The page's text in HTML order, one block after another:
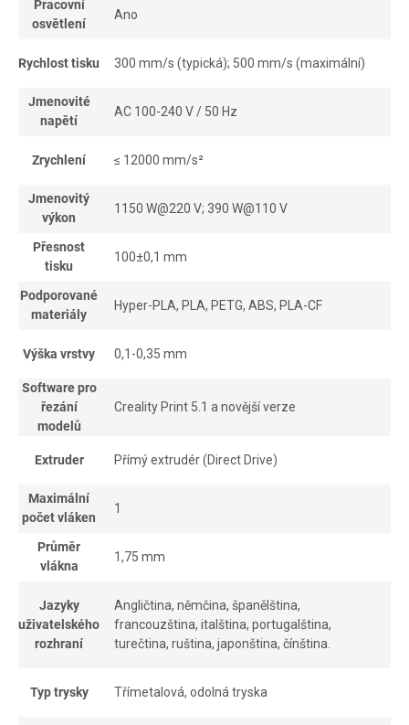
Pracovní
osvětlení
Ano
Rychlost tisku 300 mm/s (typická); 500 mm/s (maximální)
Jmenovité
napětí
AC 100-240 V / 50 Hz
Zrychlení ≤ 12000 mm/s²
Jmenovitý
výkon
1150 W@220 V; 390 W@110 V
Přesnost
tisku
100±0,1 mm
Podporované
materiály
Hyper-PLA, PLA, PETG, ABS, PLA-CF
Výška vrstvy 0,1-0,35 mm
Software pro
řezání
modelů
Creality Print 5.1 a novější verze
Extruder Přímý extrudér (Direct Drive)
Maximální
počet vláken
1
Průměr
vlákna
1,75 mm
Jazyky
uživatelského
rozhraní
Angličtina, němčina, španělština,
francouzština, italština, portugalština,
turečtina, ruština, japonština, čínština.
Typ trysky Třímetalová, odolná tryska